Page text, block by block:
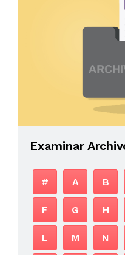
Examinar
# A B
F G H
L M N